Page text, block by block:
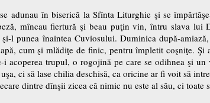
adunau în biserică la Sfînta Liturghie şi se
mîncau fiertură şi beau puţin vin, întru slava lui
l punea înaintea Cuviosului. Duminica după-amiază,
cum şi mlădiţe de finic, pentru împletit coşniţe. Şi
acoperea trupul, o rogojină pe care se odihnea şi
ci să lase chilia deschisă, ca oricine ar fi voit să
dintre dînşii zicea că nimic nu este al său, ci toate